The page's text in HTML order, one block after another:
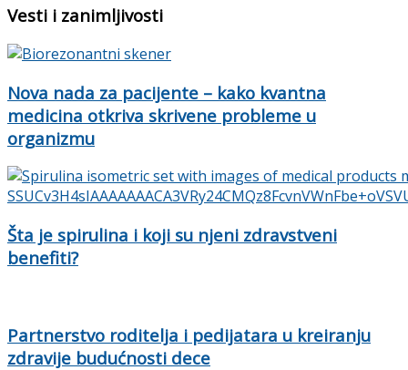
Vesti i zanimljivosti
Nova nada za pacijente – kako kvantna
medicina otkriva skrivene probleme u
organizmu
Šta je spirulina i koji su njeni zdravstveni
benefiti?
Partnerstvo roditelja i pedijatara u kreiranju
zdravije budućnosti dece